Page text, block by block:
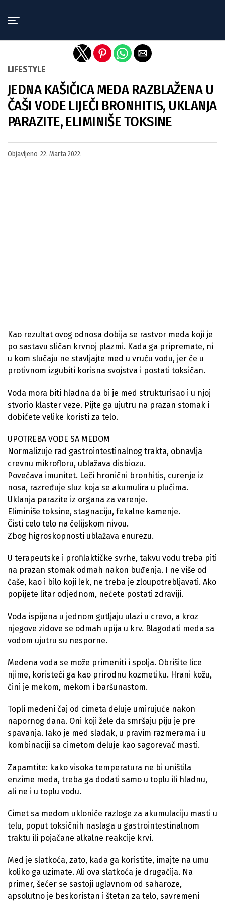
LIFESTYLE
JEDNA KAŠIČICA MEDA RAZBLAŽENA U
ČAŠI VODE LIJEČI BRONHITIS, UKLANJA
PARAZITE, ELIMINIŠE TOKSINE
Objavljeno 22. Marta 2022.
Kao rezultat ovog odnosa dobija se rastvor meda koji je
po sastavu sličan krvnoj plazmi. Kada ga pripremate, ni
u kom slučaju ne stavljajte med u vruću vodu, jer će u
protivnom izgubiti korisna svojstva i postati toksičan.
Voda mora biti hladna da bi je med strukturisao i u njoj
stvorio klaster veze. Pijte ga ujutru na prazan stomak i
dobićete velike koristi za telo.
UPOTREBA VODE SA MEDOM
Normalizuje rad gastrointestinalnog trakta, obnavlja
crevnu mikrofloru, ublažava disbiozu.
Povećava imunitet. Leči hronični bronhitis, curenje iz
nosa, razređuje sluz koja se akumulira u plućima.
Uklanja parazite iz organa za varenje.
Eliminiše toksine, stagnaciju, fekalne kamenje.
Čisti celo telo na ćelijskom nivou.
Zbog higroskopnosti ublažava enurezu.
U terapeutske i profilaktičke svrhe, takvu vodu treba piti
na prazan stomak odmah nakon buđenja. I ne više od
čaše, kao i bilo koji lek, ne treba je zloupotrebljavati. Ako
popijete litar odjednom, nećete postati zdraviji.
Voda ispijena u jednom gutljaju ulazi u crevo, a kroz
njegove zidove se odmah upija u krv. Blagodati meda sa
vodom ujutru su nesporne.
Medena voda se može primeniti i spolja. Obrišite lice
njime, koristeći ga kao prirodnu kozmetiku. Hrani kožu,
čini je mekom, mekom i baršunastom.
Topli medeni čaj od cimeta deluje umirujuće nakon
napornog dana. Oni koji žele da smršaju piju je pre
spavanja. Iako je med sladak, u pravim razmerama i u
kombinaciji sa cimetom deluje kao sagorevač masti.
Zapamtite: kako visoka temperatura ne bi uništila
enzime meda, treba ga dodati samo u toplu ili hladnu,
ali ne i u toplu vodu.
Cimet sa medom ukloniće razloge za akumulaciju masti u
telu, poput toksičnih naslaga u gastrointestinalnom
traktu ili pojačane alkalne reakcije krvi.
Med je slatkoća, zato, kada ga koristite, imajte na umu
koliko ga uzimate. Ali ova slatkoća je drugačija. Na
primer, šećer se sastoji uglavnom od saharoze,
apsolutno je beskoristan i štetan za telo, savremeni